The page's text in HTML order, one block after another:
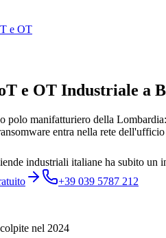
e OT
e OT Industriale a
polo manifatturiero della
entra nella rete
industriali italiane ha subito un
+39 039 5787 212
nel 2024